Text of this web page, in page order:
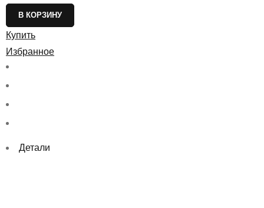
В КОРЗИНУ
Купить
Избранное
Детали